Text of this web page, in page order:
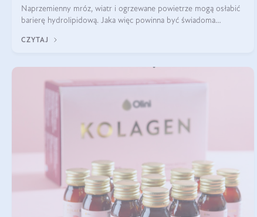
Naprzemienny mróz, wiatr i ogrzewane powietrze mogą osłabić
barierę hydrolipidową. Jaka więc powinna być świadoma
CZYTAJ